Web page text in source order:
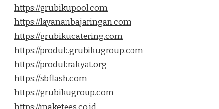
https://grubikupool.com
https://layananbajaringan.com
https://grubikucatering.com
https://produk.grubikugroup.com
https://produkrakyat.org
https://sbflash.com
https://grubikugroup.com
https://maketees.co.id